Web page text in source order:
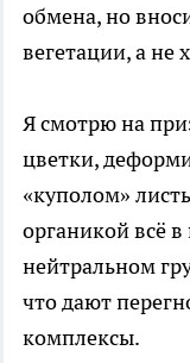
обмена, но
вегетации, а не
Я смотрю на
цветки,
«куполом»
органикой всё
нейтральном
что дают
комплексы.